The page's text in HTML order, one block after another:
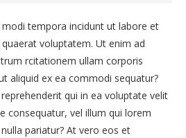
tempora incidunt ut labore et
voluptatem. Ut enim ad
rcitationem ullam corporis
aliquid ex ea commodi sequatur?
qui in ea voluptate velit
consequatur, vel illum qui lorem
pariatur? At vero eos et